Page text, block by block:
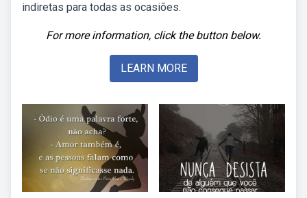
indiretas para todas as ocasiões.
For more information, click the button below.
LEARN MORE